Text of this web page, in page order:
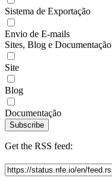
Sistema de Exportação
Envio de E-mails
Sites, Blog e Documentação
Site
Blog
Documentação
Subscribe
Get the RSS feed: